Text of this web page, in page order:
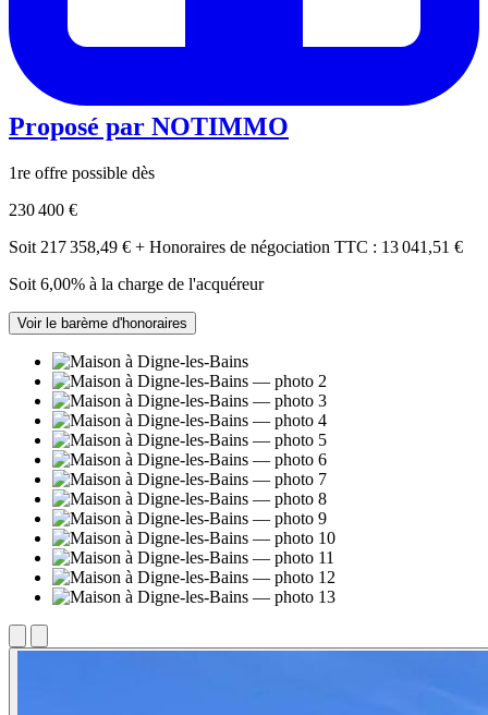
Proposé par NOTIMMO
1re offre possible dès
230 400 €
Soit 217 358,49 € + Honoraires de négociation TTC : 13 041,51 €
Soit 6,00% à la charge de l'acquéreur
Voir le barème d'honoraires